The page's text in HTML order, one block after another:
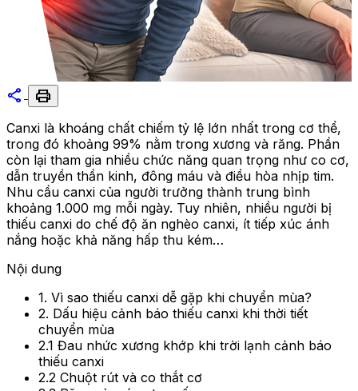
share print
Canxi là khoáng chất chiếm tỷ lệ lớn nhất trong cơ thể,
trong đó khoảng 99% nằm trong xương và răng. Phần
còn lại tham gia nhiều chức năng quan trọng như co cơ,
dẫn truyền thần kinh, đông máu và điều hòa nhịp tim.
Nhu cầu canxi của người trưởng thành trung bình
khoảng 1.000 mg mỗi ngày. Tuy nhiên, nhiều người bị
thiếu canxi do chế độ ăn nghèo canxi, ít tiếp xúc ánh
nắng hoặc khả năng hấp thu kém…
Nội dung
1. Vì sao thiếu canxi dễ gặp khi chuyển mùa?
2. Dấu hiệu cảnh báo thiếu canxi khi thời tiết
chuyển mùa
2.1 Đau nhức xương khớp khi trời lạnh cảnh báo
thiếu canxi
2.2 Chuột rút và co thắt cơ